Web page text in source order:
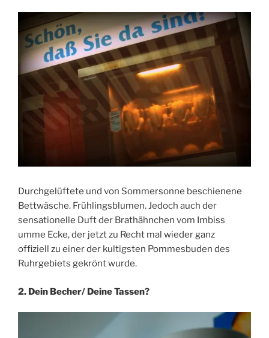
Durchgelüftete und von Sommersonne beschienene
Bettwäsche. Frühlingsblumen. Jedoch auch der
sensationelle Duft der Brathähnchen vom Imbiss
umme Ecke, der jetzt zu Recht mal wieder ganz
offiziell zu einer der kultigsten Pommesbuden des
Ruhrgebiets gekrönt wurde.
2. Dein Becher/ Deine Tassen?